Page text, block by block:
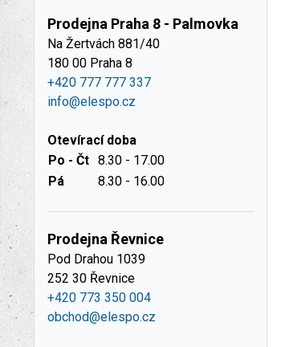
Prodejna Praha 8 - Palmovka
Na Žertvách 881/40
180 00 Praha 8
+420 777 777 337
info@elespo.cz
Otevírací doba
Po - Čt 8.30 - 17.00
Pá
8.30 - 16.00
Prodejna Řevnice
Pod Drahou 1039
252 30 Řevnice
+420 773 350 004
obchod@elespo.cz